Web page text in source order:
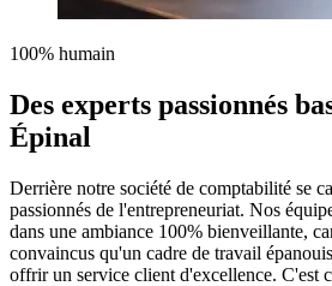
100% humain
Des experts passionnés
Épinal
Derrière notre société de comptabilité se
passionnés de l'entrepreneuriat. Nos
dans une ambiance 100% bienveillante,
convaincus qu'un cadre de travail
offrir un service client d'excellence. C'est